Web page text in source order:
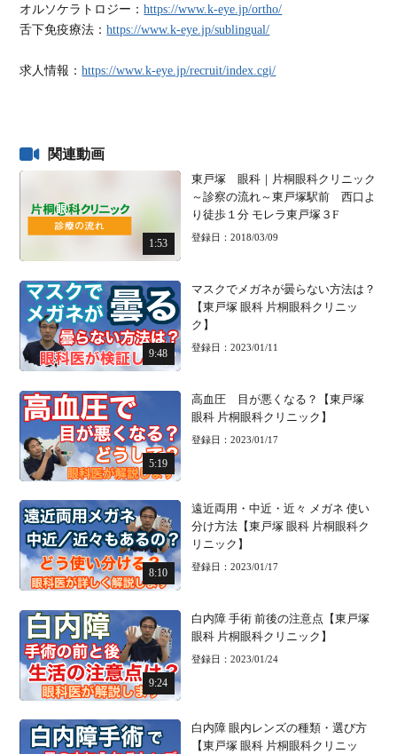
オルソケラトロジー：https://www.k-eye.jp/ortho/
舌下免疫療法：https://www.k-eye.jp/sublingual/
求人情報：https://www.k-eye.jp/recruit/index.cgi/
関連動画
1:53
東戸塚 眼科｜片桐眼科クリニック
～診察の流れ～東戸塚駅前 西口よ
り徒歩１分 モレラ東戸塚３F
登録日：2018/03/09
9:48
マスクでメガネが曇らない方法は？
【東戸塚 眼科 片桐眼科クリニッ
ク】
登録日：2023/01/11
5:19
高血圧 目が悪くなる？【東戸塚
眼科 片桐眼科クリニック】
登録日：2023/01/17
8:10
遠近両用・中近・近々 メガネ 使い
分け方法【東戸塚 眼科 片桐眼科ク
リニック】
登録日：2023/01/17
9:24
白内障 手術 前後の注意点【東戸塚
眼科 片桐眼科クリニック】
登録日：2023/01/24
白内障 眼内レンズの種類・選び方
【東戸塚 眼科 片桐眼科クリニッ